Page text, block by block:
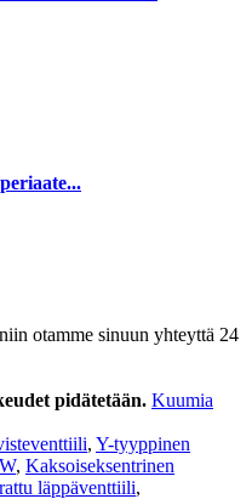
otamme sinuun yhteyttä 24
pidätetään. Kuumia
, Y-tyyppinen
, Kaksoiseksentrinen
läppäventtiili,